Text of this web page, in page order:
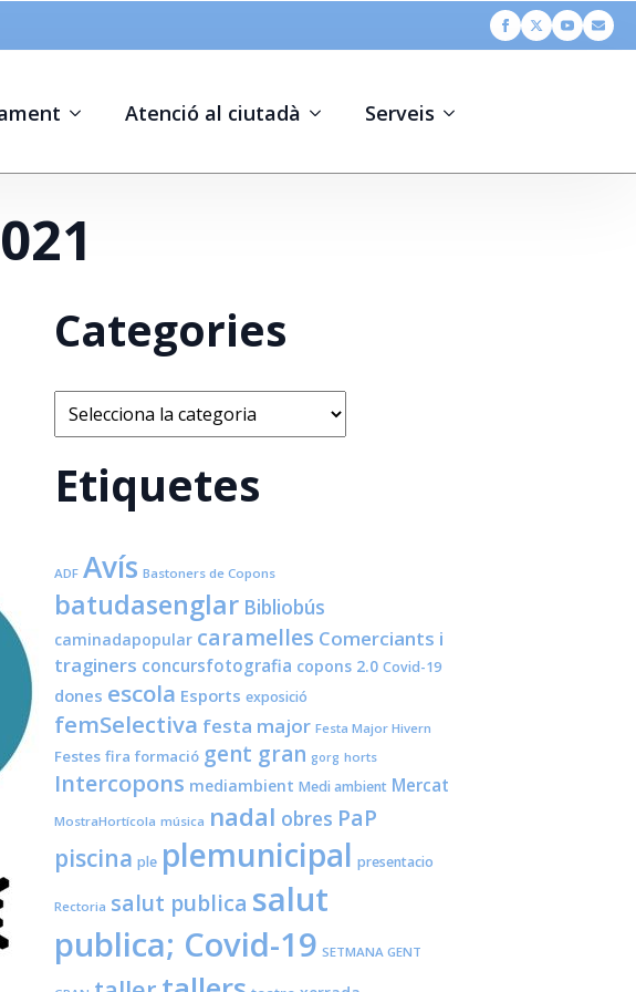
Atenció al ciutadà Serveis
Categories
Categories
Etiquetes
ADF Avís Bastoners de Copons
batudasenglar Bibliobús
caminadapopular caramelles Comerciants i
traginers concursfotografia copons 2.0 Covid-19
dones escola Esports exposició
femSelectiva festa major Festa Major Hivern
Festes fira formació gent gran gorg horts
Intercopons mediambient Medi ambient Mercat
MostraHortícola música nadal obres PaP
piscina ple plemunicipal presentacio
Rectoria salut publica salut
publica; Covid-19 SETMANA GENT